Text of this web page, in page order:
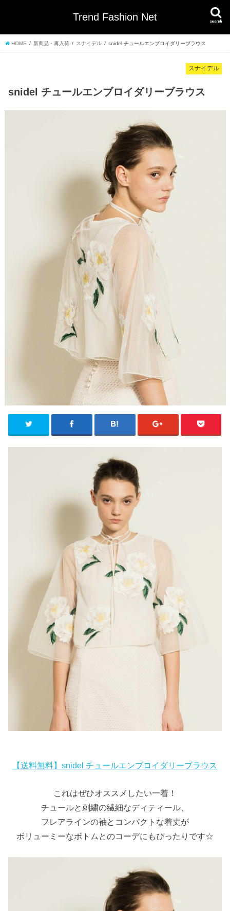
Trend Fashion Net search
HOME 新商品・再入荷 スナイデル snidel チュールエンブロイダリーブラウス
スナイデル
snidel チュールエンブロイダリーブラウス
【送料無料】snidel チュールエンブロイダリーブラウス
これはぜひオススメしたい一着！
チュールと刺繍の繊細なディティール、
フレアラインの袖とコンパクトな着丈が
ボリューミーなボトムとのコーデにもぴったりです☆